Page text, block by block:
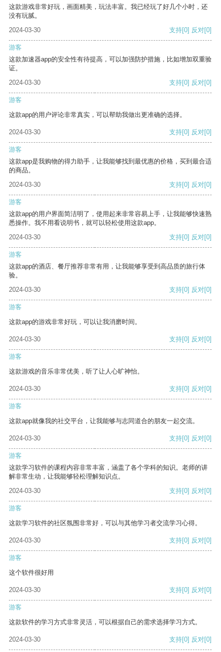
这款游戏非常好玩，画面精美，玩法丰富。我已经玩了好几个小时，还
没有玩腻。
2024-03-30
支持[0] 反对[0]
游客
这款加速器app的安全性有待提高，可以加强防护措施，比如增加双重验
证。
2024-03-30
支持[0] 反对[0]
游客
这款app的用户评论非常真实，可以帮助我做出更准确的选择。
2024-03-30 支持[0] 反对[0]
游客
这款app是我购物的得力助手，让我能够找到最优惠的价格，买到最合适
的商品。
2024-03-30
支持[0] 反对[0]
游客
这款app的用户界面简洁明了，使用起来非常容易上手，让我能够快速熟
悉操作。我不用看说明书，就可以轻松使用这款app。
2024-03-30
支持[0] 反对[0]
游客
这款app的酒店、餐厅推荐非常有用，让我能够享受到高品质的旅行体
验。
2024-03-30
支持[0] 反对[0]
游客
这款app的游戏非常好玩，可以让我消磨时间。
2024-03-30 支持[0] 反对[0]
游客
这款游戏的音乐非常优美，听了让人心旷神怡。
2024-03-30 支持[0] 反对[0]
游客
这款app就像我的社交平台，让我能够与志同道合的朋友一起交流。
2024-03-30 支持[0] 反对[0]
游客
这款学习软件的课程内容非常丰富，涵盖了各个学科的知识。老师的讲
解非常生动，让我能够轻松理解知识点。
2024-03-30
支持[0] 反对[0]
游客
这款学习软件的社区氛围非常好，可以与其他学习者交流学习心得。
2024-03-30 支持[0] 反对[0]
游客
这个软件很好用
2024-03-30 支持[0] 反对[0]
游客
这款软件的学习方式非常灵活，可以根据自己的需求选择学习方式。
2024-03-30 支持[0] 反对[0]